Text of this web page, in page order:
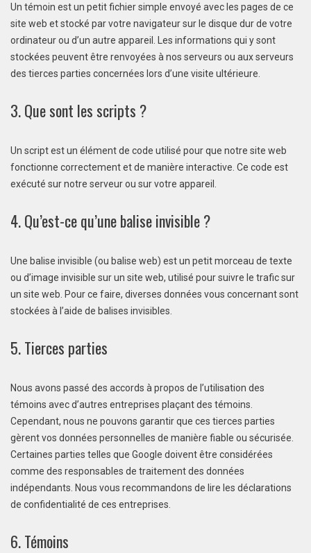
Un témoin est un petit fichier simple envoyé avec les pages de ce
site web et stocké par votre navigateur sur le disque dur de votre
ordinateur ou d’un autre appareil. Les informations qui y sont
stockées peuvent être renvoyées à nos serveurs ou aux serveurs
des tierces parties concernées lors d’une visite ultérieure.
3. Que sont les scripts ?
Un script est un élément de code utilisé pour que notre site web
fonctionne correctement et de manière interactive. Ce code est
exécuté sur notre serveur ou sur votre appareil.
4. Qu’est-ce qu’une balise invisible ?
Une balise invisible (ou balise web) est un petit morceau de texte
ou d’image invisible sur un site web, utilisé pour suivre le trafic sur
un site web. Pour ce faire, diverses données vous concernant sont
stockées à l’aide de balises invisibles.
5. Tierces parties
Nous avons passé des accords à propos de l’utilisation des
témoins avec d’autres entreprises plaçant des témoins.
Cependant, nous ne pouvons garantir que ces tierces parties
gèrent vos données personnelles de manière fiable ou sécurisée.
Certaines parties telles que Google doivent être considérées
comme des responsables de traitement des données
indépendants. Nous vous recommandons de lire les déclarations
de confidentialité de ces entreprises.
6. Témoins